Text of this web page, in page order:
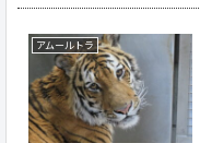
アムールトラ